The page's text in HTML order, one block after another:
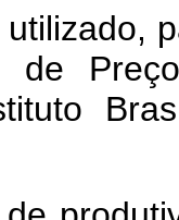
de